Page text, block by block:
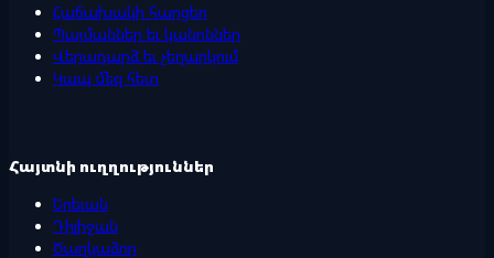
Հաճախակի հարցեր
Պայմաններ եւ կանոններ
Վերադարձ եւ չեղարկում
Կապ մեզ հետ
Հայտնի ուղղություններ
Երեւան
Դիլիջան
Ծաղկաձոր